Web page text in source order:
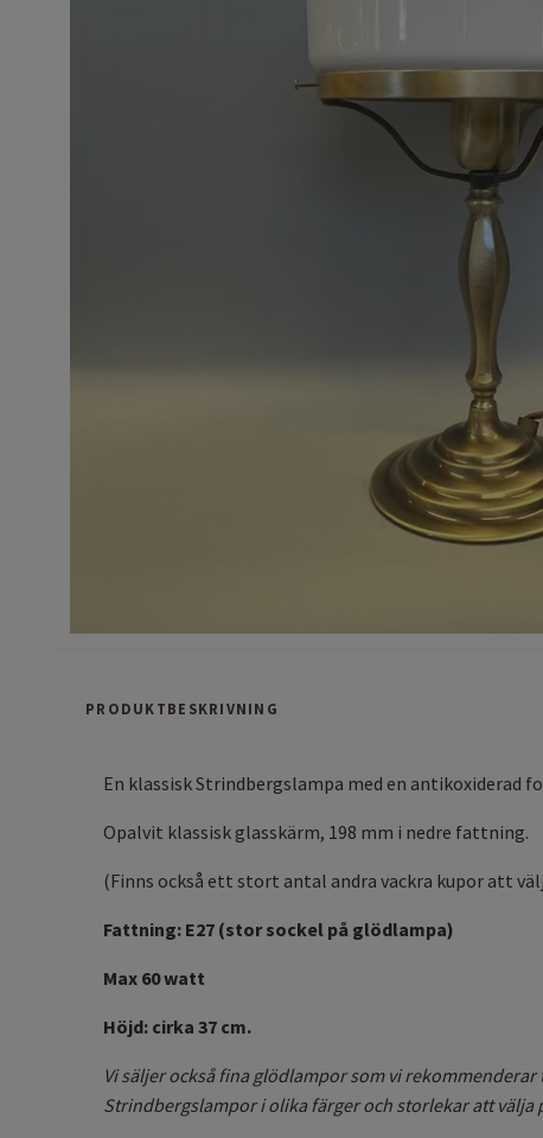
PRODUKTBESKRIVNING
En klassisk Strindbergslampa med en antikoxiderad
Opalvit klassisk glasskärm, 198 mm i nedre fattning.
(Finns också ett stort antal andra vackra kupor att
Fattning: E27 (stor sockel på glödlampa)
Max 60 watt
Höjd: cirka 37 cm.
Vi säljer också fina glödlampor som vi
Strindbergslampor i olika färger och storlekar att välja